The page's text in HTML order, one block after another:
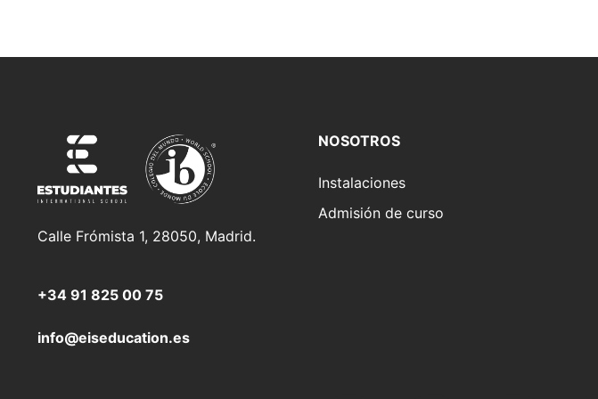
Calle Frómista 1, 28050, Madrid.
+34 91 825 00 75
info@eiseducation.es
NOSOTROS
Instalaciones
Admisión de curso